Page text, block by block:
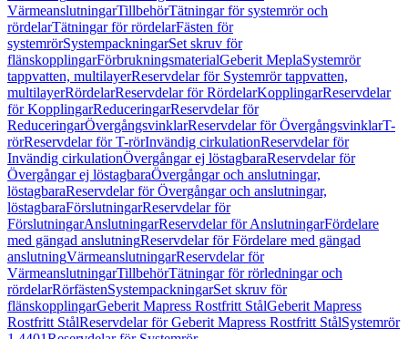
VärmeanslutningarTillbehörTätningar för systemrör och
rördelarTätningar för rördelarFästen för
systemrörSystempackningarSet skruv för
flänskopplingarFörbrukningsmaterialGeberit MeplaSystemrör
tappvatten, multilayerReservdelar för Systemrör tappvatten,
multilayerRördelarReservdelar för RördelarKopplingarReservdelar
för KopplingarReduceringarReservdelar för
ReduceringarÖvergångsvinklarReservdelar för ÖvergångsvinklarT-
rörReservdelar för T-rörInvändig cirkulationReservdelar för
Invändig cirkulationÖvergångar ej löstagbaraReservdelar för
Övergångar ej löstagbaraÖvergångar och anslutningar,
löstagbaraReservdelar för Övergångar och anslutningar,
löstagbaraFörslutningarReservdelar för
FörslutningarAnslutningarReservdelar för AnslutningarFördelare
med gängad anslutningReservdelar för Fördelare med gängad
anslutningVärmeanslutningarReservdelar för
VärmeanslutningarTillbehörTätningar för rörledningar och
rördelarRörfästenSystempackningarSet skruv för
flänskopplingarGeberit Mapress Rostfritt StålGeberit Mapress
Rostfritt StålReservdelar för Geberit Mapress Rostfritt StålSystemrör